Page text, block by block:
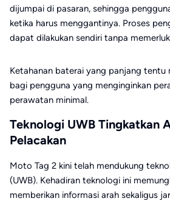
dijumpai di pasaran, sehingga
ketika harus menggantinya. Proses
dapat dilakukan sendiri tanpa
Ketahanan baterai yang panjang tentu
bagi pengguna yang menginginkan
perawatan minimal.
Teknologi UWB Tingkatkan
Pelacakan
Moto Tag 2 kini telah mendukung
(UWB). Kehadiran teknologi ini
memberikan informasi arah sekaligus